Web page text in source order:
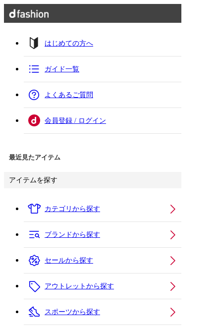
はじめての方へ
ガイド一覧
よくあるご質問
会員登録 / ログイン
最近見たアイテム
アイテムを探す
カテゴリから探す
ブランドから探す
セールから探す
アウトレットから探す
スポーツから探す